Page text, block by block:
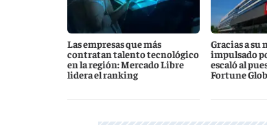
Las empresas que más
contratan talento tecnológico
en la región: Mercado Libre
lidera el ranking
Gracias a su
impulsado
escaló al
Fortune